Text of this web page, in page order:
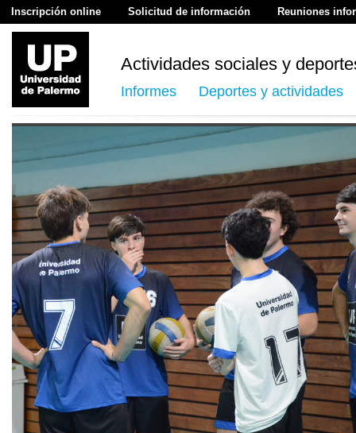
Inscripción online Solicitud de información Reuniones
Actividades sociales y
Informes Deportes y actividades